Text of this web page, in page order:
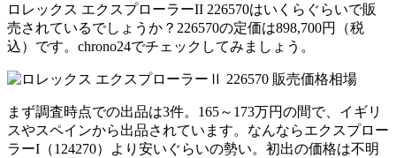
ロレックス エクスプローラーII 226570はいくらぐらいで販
売されているでしょうか？226570の定価は898,700円（税
込）です。chrono24でチェックしてみましょう。
まず調査時点での出品は3件。165～173万円の間で、イギリ
スやスペインから出品されています。なんならエクスプロー
ラーI（124270）より安いぐらいの勢い。初出の価格は不明